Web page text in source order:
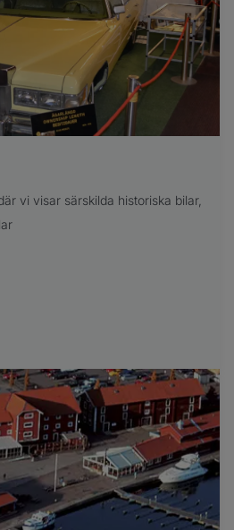
vi visar särskilda historiska bilar,